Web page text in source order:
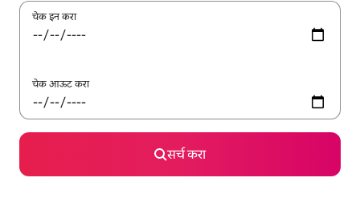
चेक इन करा
चेक आऊट करा
सर्च करा